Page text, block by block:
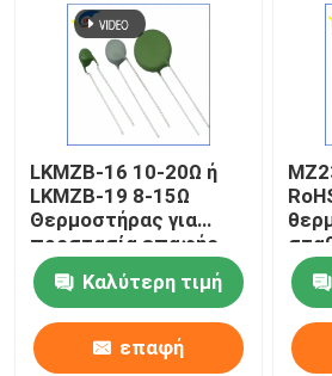
Η επιφάνεια τοποθετεί τη
Θερμική θρυαλλίδα διακοπών
Μικροσκοπική ασφάλεια για
προστατευτικό θερμικού
LKMZB-16 10-20Ω ή
LKMZB-19 8-15Ω
Θερμοστήρας για
προστασία επαφής
με ρελέι τύπου PTC
Θερμοστήρας
πολλαπλών χρήσεων
θερμοανθεκτικός
Καλύτερη τιμή
επαφή